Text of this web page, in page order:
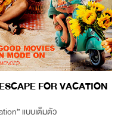
FOR VACATION
แบบเต็มตัว